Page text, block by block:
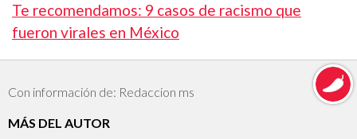
Te recomendamos: 9 casos de racismo que
fueron virales en México
Con información de: Redaccion ms
MÁS DEL AUTOR